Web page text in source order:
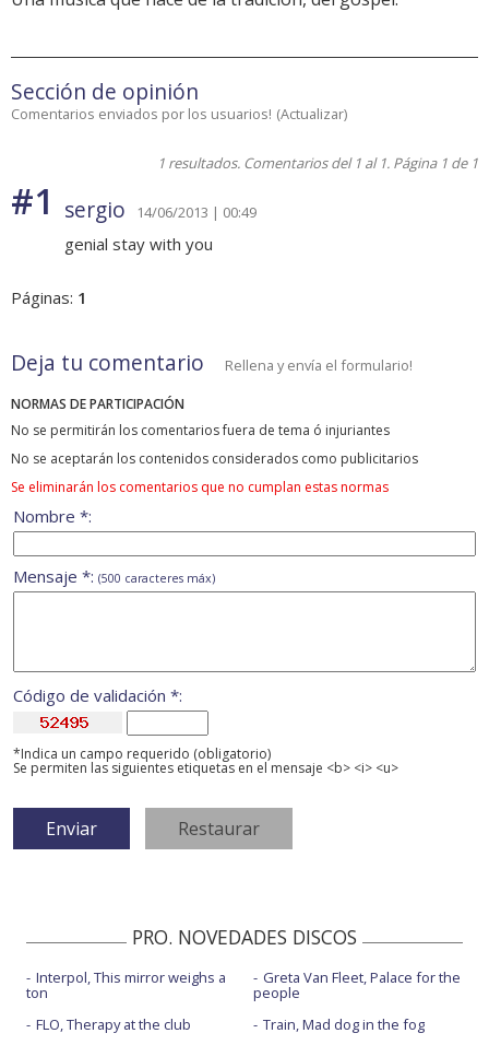
Sección de opinión
Comentarios enviados por los usuarios! (Actualizar)
1 resultados. Comentarios del 1 al 1. Página 1 de 1
#1 sergio 14/06/2013 | 00:49
genial stay with you
Páginas: 1
Deja tu comentario Rellena y envía el formulario!
NORMAS DE PARTICIPACIÓN
No se permitirán los comentarios fuera de tema ó injuriantes
No se aceptarán los contenidos considerados como publicitarios
Se eliminarán los comentarios que no cumplan estas normas
Nombre *:
Mensaje *: (500 caracteres máx)
Código de validación *:
*Indica un campo requerido (obligatorio)
Se permiten las siguientes etiquetas en el mensaje <b> <i> <u>
PRO. NOVEDADES DISCOS
Interpol, This mirror weighs a
ton
FLO, Therapy at the club
Greta Van Fleet, Palace for the
people
Train, Mad dog in the fog